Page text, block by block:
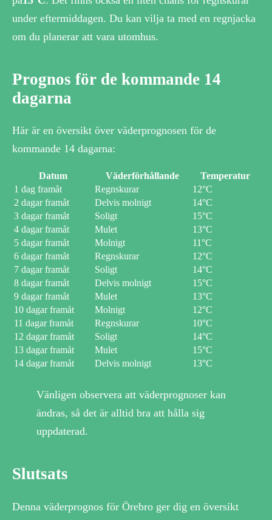
under eftermiddagen. Du kan vilja ta med en regnjacka
om du planerar att vara utomhus.
Prognos för de kommande 14
dagarna
Här är en översikt över väderprognosen för de
kommande 14 dagarna:
Datum Väderförhållande
Temperatur
1 dag framåt
Regnskurar
12°C
2 dagar framåt
Delvis molnigt
14°C
3 dagar framåt
Soligt
15°C
4 dagar framåt
Mulet
13°C
5 dagar framåt
Molnigt
11°C
6 dagar framåt
Regnskurar
12°C
7 dagar framåt
Soligt
14°C
8 dagar framåt
Delvis molnigt
15°C
9 dagar framåt
Mulet
13°C
10 dagar framåt
Molnigt
12°C
11 dagar framåt
Regnskurar
10°C
12 dagar framåt
Soligt
14°C
13 dagar framåt
Mulet
15°C
14 dagar framåt
Delvis molnigt 13°C
Vänligen observera att väderprognoser kan
ändras, så det är alltid bra att hålla sig
uppdaterad.
Slutsats
Denna väderprognos för Örebro ger dig en översikt